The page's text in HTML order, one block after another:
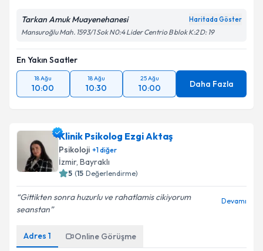
Tarkan Amuk Muayenehanesi Haritada Göster
Mansuroğlu Mah. 1593/1 Sok N0:4 Lider Centrio B blok K:2 D: 19
En Yakın Saatler
18 Ağu
10:00
18 Ağu
10:30
25 Ağu
10:00 Daha Fazla
Klinik Psikolog Ezgi Aktaş
Psikoloji +1diğer
İzmir, Bayraklı
5 (15 Değerlendirme)
Gittikten sonra huzurlu ve rahatlamis cikiyorum
seanstan
Devamı
Adres 1 Online Görüşme